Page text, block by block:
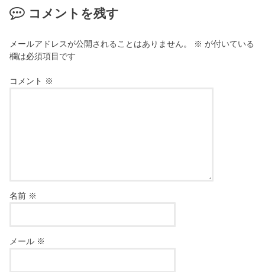
コメントを残す
メールアドレスが公開されることはありません。 ※ が付いている
欄は必須項目です
コメント ※
名前 ※
メール ※